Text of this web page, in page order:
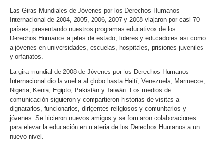
Las Giras Mundiales de Jóvenes por los Derechos Humanos
Internacional de 2004, 2005, 2006, 2007 y 2008 viajaron por casi 70
países, presentando nuestros programas educativos de los
Derechos Humanos a jefes de estado, líderes y educadores así como
a jóvenes en universidades, escuelas, hospitales, prisiones juveniles
y orfanatos.
La gira mundial de 2008 de Jóvenes por los Derechos Humanos
Internacional dio la vuelta al globo hasta Haití, Venezuela, Marruecos,
Nigeria, Kenia, Egipto, Pakistán y Taiwán. Los medios de
comunicación siguieron y compartieron historias de visitas a
dignatarios, funcionarios, dirigentes religiosos y comunitarios y
jóvenes. Se hicieron nuevos amigos y se formaron colaboraciones
para elevar la educación en materia de los Derechos Humanos a un
nuevo nivel.